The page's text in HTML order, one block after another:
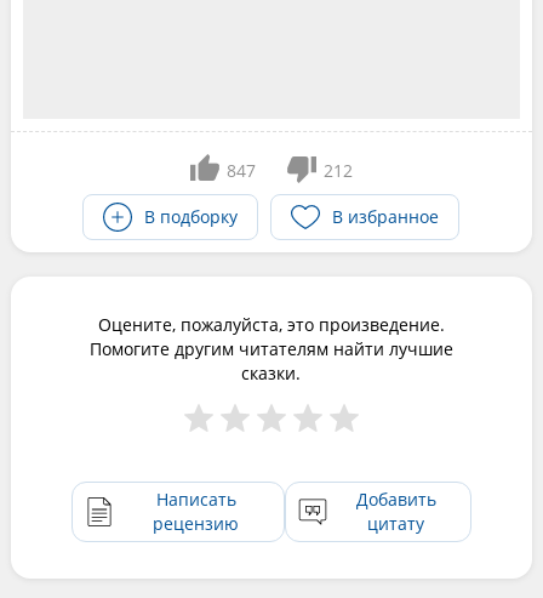
847
212
В подборку
В избранное
Оцените, пожалуйста, это произведение.
Помогите другим читателям найти лучшие
сказки.
Написать
рецензию
Добавить
цитату